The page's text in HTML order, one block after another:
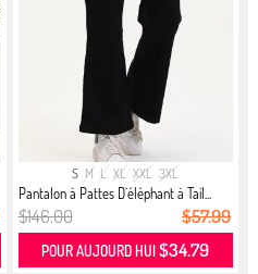
S M L XL XXL 3XL
Pantalon à Pattes D`éléphant à Tail...
$146.00 $57.99
POUR AUJOURD HUI$34.79